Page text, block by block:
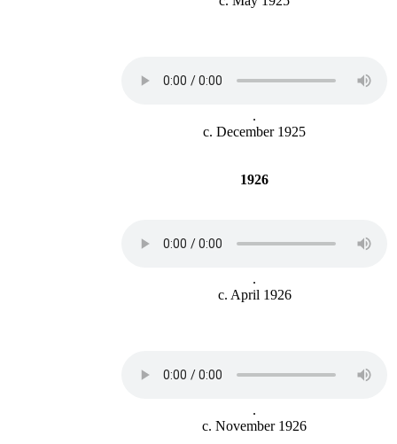
.
c. December 1925
1926
.
c. April 1926
.
c. November 1926